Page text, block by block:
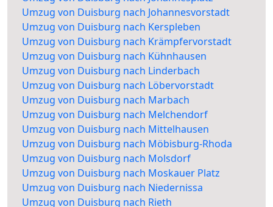
Umzug von Duisburg nach Johannesvorstadt
Umzug von Duisburg nach Kerspleben
Umzug von Duisburg nach Krämpfervorstadt
Umzug von Duisburg nach Kühnhausen
Umzug von Duisburg nach Linderbach
Umzug von Duisburg nach Löbervorstadt
Umzug von Duisburg nach Marbach
Umzug von Duisburg nach Melchendorf
Umzug von Duisburg nach Mittelhausen
Umzug von Duisburg nach Möbisburg-Rhoda
Umzug von Duisburg nach Molsdorf
Umzug von Duisburg nach Moskauer Platz
Umzug von Duisburg nach Niedernissa
Umzug von Duisburg nach Rieth